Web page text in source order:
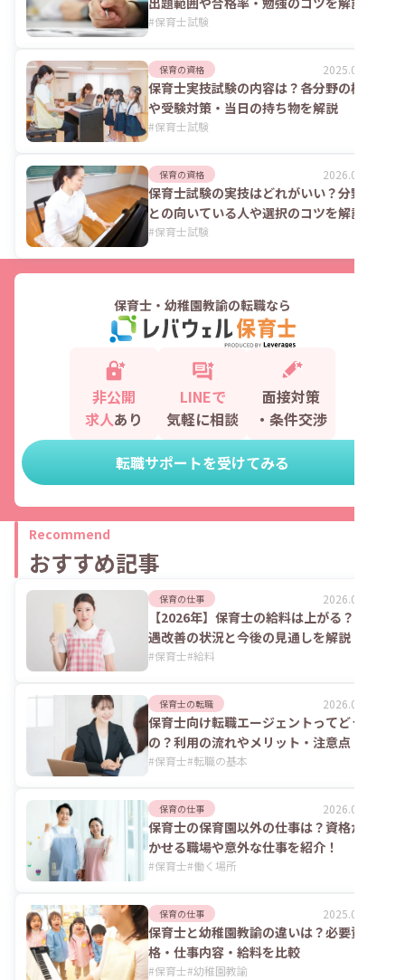
#保育士試験
保育の資格 2025.06.02
保育士実技試験の内容は？各分野の概要
や受験対策・当日の持ち物を解説
#保育士試験
保育の資格 2026.01.27
保育士試験の実技はどれがいい？分野ご
との向いている人や選択のコツを解説
#保育士試験
保育士・幼稚園教諭の転職なら
非公開
求人あり
LINEで
気軽に相談
面接対策
・条件交渉
転職サポートを受けてみる
Recommend
おすすめ記事
保育の仕事 2026.08.06
【2026年】保育士の給料は上がる？処
遇改善の状況と今後の見通しを解説
#保育士#給料
保育士の転職 2026.08.06
保育士向け転職エージェントってどうな
の？利用の流れやメリット・注意点
#保育士#転職の基本
保育の仕事 2026.07.24
保育士の保育園以外の仕事は？資格が活
かせる職場や意外な仕事を紹介！
#保育士#働く場所
保育の仕事 2025.06.02
保育士と幼稚園教諭の違いは？必要資
格・仕事内容・給料を比較
#保育士#幼稚園教諭